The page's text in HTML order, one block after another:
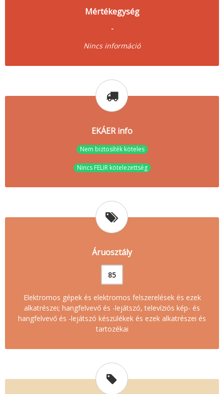
Mértékegység
-
Nincs információ
EKÁER info
Nem biztosíték köteles
Nincs FELIR kötelezettség
Áruosztály
85
Elektromos gépek és elektromos felszerelések és ezek
alkatrészei; hangfelvevő és -lejátszó, televíziós kép- és
hangfelvevő és -lejátszó készülékek és ezek alkatrészei és
tartozékai